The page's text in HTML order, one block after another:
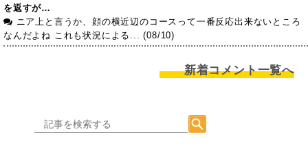
を返すが…
ニア上と言うか、顔の横近辺のコースって一番反応出来ないところ
なんだよね これも状況による... (08/10)
新着コメント一覧へ